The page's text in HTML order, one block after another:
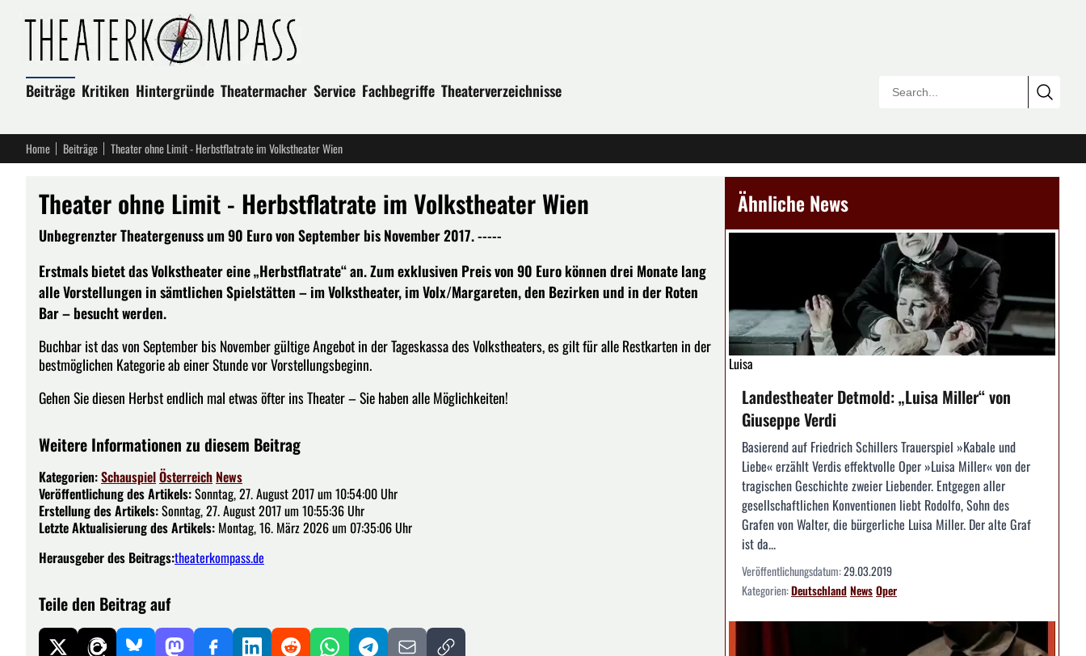
Beiträge Kritiken Hintergründe Theatermacher Service Fachbegriffe Theaterverzeichnisse
Home Beiträge Theater ohne Limit - Herbstflatrate im Volkstheater Wien
Theater ohne Limit - Herbstflatrate im Volkstheater Wien
Unbegrenzter Theatergenuss um 90 Euro von September bis November 2017. -----
Erstmals bietet das Volkstheater eine „Herbstflatrate“ an. Zum exklusiven Preis von 90 Euro können drei Monate lang
alle Vorstellungen in sämtlichen Spielstätten – im Volkstheater, im Volx/Margareten, den Bezirken und in der Roten
Bar – besucht werden.
Buchbar ist das von September bis November gültige Angebot in der Tageskassa des Volkstheaters, es gilt für alle Restkarten in der
bestmöglichen Kategorie ab einer Stunde vor Vorstellungsbeginn.
Gehen Sie diesen Herbst endlich mal etwas öfter ins Theater – Sie haben alle Möglichkeiten!
Weitere Informationen zu diesem Beitrag
Kategorien:SchauspielÖsterreich News
Veröffentlichung des Artikels:Sonntag, 27. August 2017 um 10:54:00 Uhr
Erstellung des Artikels:Sonntag, 27. August 2017 um 10:55:36 Uhr
Letzte Aktualisierung des Artikels: Montag, 16. März 2026 um 07:35:06 Uhr
Herausgeber des Beitrags:theaterkompass.de
Teile den Beitrag auf
Ähnliche News
Luisa
Landestheater Detmold: „Luisa Miller“ von
Giuseppe Verdi
Basierend auf Friedrich Schillers Trauerspiel »Kabale und
Liebe« erzählt Verdis effektvolle Oper »Luisa Miller« von der
tragischen Geschichte zweier Liebender. Entgegen aller
gesellschaftlichen Konventionen liebt Rodolfo, Sohn des
Grafen von Walter, die bürgerliche Luisa Miller. Der alte Graf
ist da...
Veröffentlichungsdatum:29.03.2019
Kategorien:DeutschlandNewsOper